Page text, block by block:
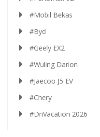
#Mobil Bekas
#Byd
#Geely EX2
#Wuling Darion
#Jaecoo J5 EV
#Chery
#DriVacation 2026